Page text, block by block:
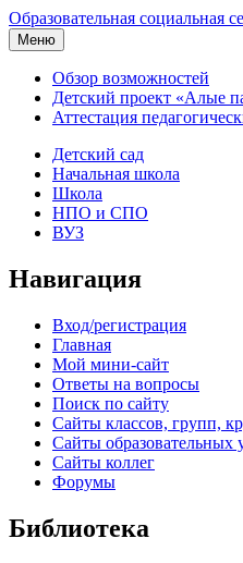
Образовательная социальная
Меню
Обзор возможностей
Детский проект «Алые
Аттестация
Детский сад
Начальная школа
Школа
НПО и СПО
ВУЗ
Навигация
Вход/регистрация
Главная
Мой мини-сайт
Ответы на вопросы
Поиск по сайту
Сайты классов, групп,
Сайты образовательных
Сайты коллег
Форумы
Библиотека